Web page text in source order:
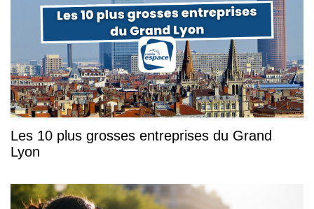
Les 10 plus grosses entreprises du Grand
Lyon